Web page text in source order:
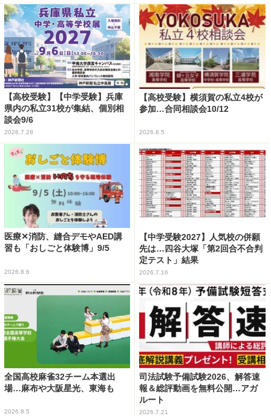
【高校受験】【中学受験】兵庫
県内の私立31校が集結、個別相
談会9/6
2026.7.28
【高校受験】横須賀の私立4校が
参加…合同相談会10/12
2026.8.5
医療✕消防、縫合デモやAED講
習も「おしごと体験博」9/5
2026.8.6
【中学受験2027】人気校の併願
先は…四谷大塚「第2回合不合判
定テスト」結果
2026.7.16
全国高校麻雀32チーム本選出
場…麻布や大阪星光、東海も
2026.8.5
司法試験予備試験2026、解答速
報＆総評動画を無料公開…アガ
ルート
2026.7.21